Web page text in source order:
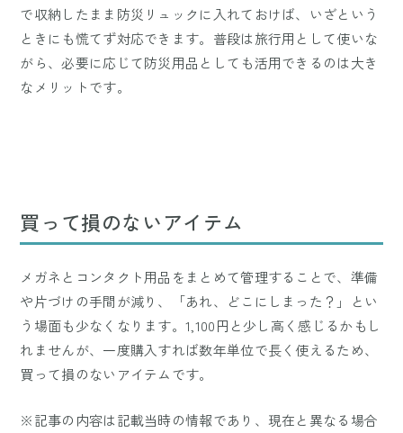
で収納したまま防災リュックに入れておけば、いざという
ときにも慌てず対応できます。普段は旅行用として使いな
がら、必要に応じて防災用品としても活用できるのは大き
なメリットです。
買って損のないアイテム
メガネとコンタクト用品をまとめて管理することで、準備
や片づけの手間が減り、「あれ、どこにしまった？」とい
う場面も少なくなります。1,100円と少し高く感じるかもし
れませんが、一度購入すれば数年単位で長く使えるため、
買って損のないアイテムです。
※記事の内容は記載当時の情報であり、現在と異なる場合